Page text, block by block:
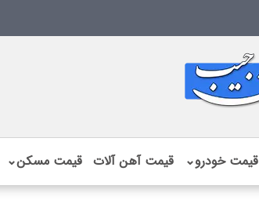
قیمت خودرو⌄ قیمت آهن آلات قیمت مسکن⌄